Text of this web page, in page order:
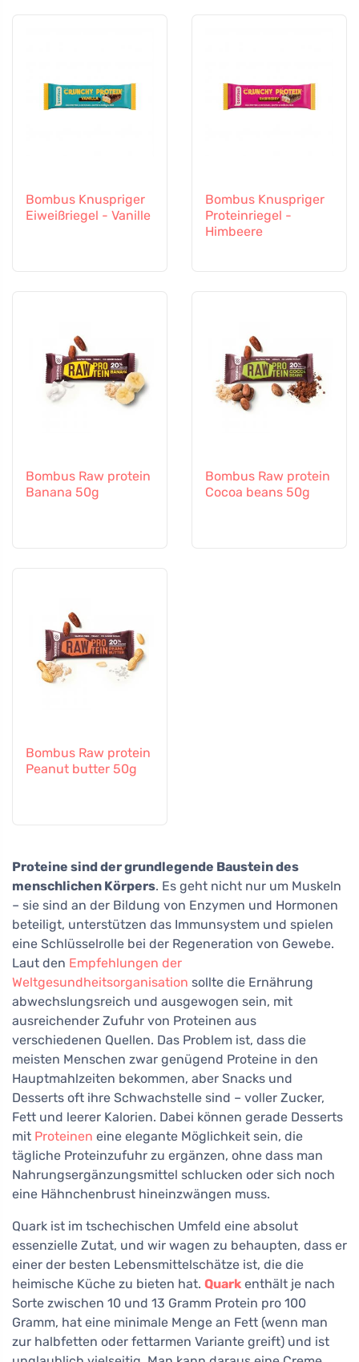
Bombus Knuspriger
Eiweißriegel - Vanille
Bombus Knuspriger
Proteinriegel -
Himbeere
Bombus Raw protein
Banana 50g
Bombus Raw protein
Cocoa beans 50g
Bombus Raw protein
Peanut butter 50g
Proteine sind der grundlegende Baustein des
menschlichen Körpers. Es geht nicht nur um Muskeln
– sie sind an der Bildung von Enzymen und Hormonen
beteiligt, unterstützen das Immunsystem und spielen
eine Schlüsselrolle bei der Regeneration von Gewebe.
Laut den Empfehlungen der
Weltgesundheitsorganisation sollte die Ernährung
abwechslungsreich und ausgewogen sein, mit
ausreichender Zufuhr von Proteinen aus
verschiedenen Quellen. Das Problem ist, dass die
meisten Menschen zwar genügend Proteine in den
Hauptmahlzeiten bekommen, aber Snacks und
Desserts oft ihre Schwachstelle sind – voller Zucker,
Fett und leerer Kalorien. Dabei können gerade Desserts
mit Proteinen eine elegante Möglichkeit sein, die
tägliche Proteinzufuhr zu ergänzen, ohne dass man
Nahrungsergänzungsmittel schlucken oder sich noch
eine Hähnchenbrust hineinzwängen muss.
Quark ist im tschechischen Umfeld eine absolut
essenzielle Zutat, und wir wagen zu behaupten, dass er
einer der besten Lebensmittelschätze ist, die die
heimische Küche zu bieten hat. Quark enthält je nach
Sorte zwischen 10 und 13 Gramm Protein pro 100
Gramm, hat eine minimale Menge an Fett (wenn man
zur halbfetten oder fettarmen Variante greift) und ist